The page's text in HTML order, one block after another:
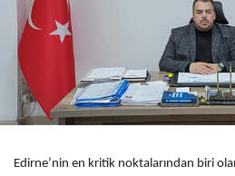
Edirne’nin en kritik noktalarından biri